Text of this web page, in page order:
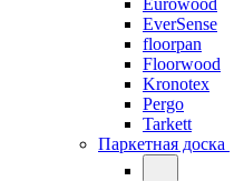
Eurowood
EverSense
floorpan
Floorwood
Kronotex
Pergo
Tarkett
Паркетная доска